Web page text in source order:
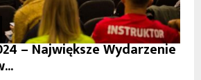
– Największe Wydarzenie